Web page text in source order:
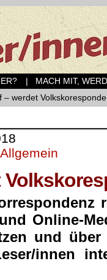
| MACH MIT,
– werdet
Allgemein
Online-
und
innen